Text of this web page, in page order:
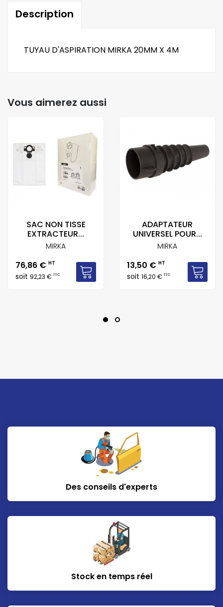
Description
TUYAU D'ASPIRATION MIRKA 20MM X 4M
Vous aimerez aussi
SAC NON TISSE
EXTRACTEUR...
MIRKA
Prix
76,86 € HT
soit 92,23 €TTC
ADAPTATEUR
UNIVERSEL POUR...
MIRKA
Prix
13,50 € HT
soit 16,20 €TTC
Des conseils d'experts
Stock en temps réel